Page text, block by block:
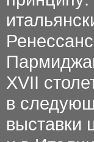
XVII
в
выставки